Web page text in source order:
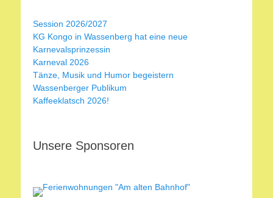
Session 2026/2027
KG Kongo in Wassenberg hat eine neue
Karnevalsprinzessin
Karneval 2026
Tänze, Musik und Humor begeistern
Wassenberger Publikum
Kaffeeklatsch 2026!
Unsere Sponsoren